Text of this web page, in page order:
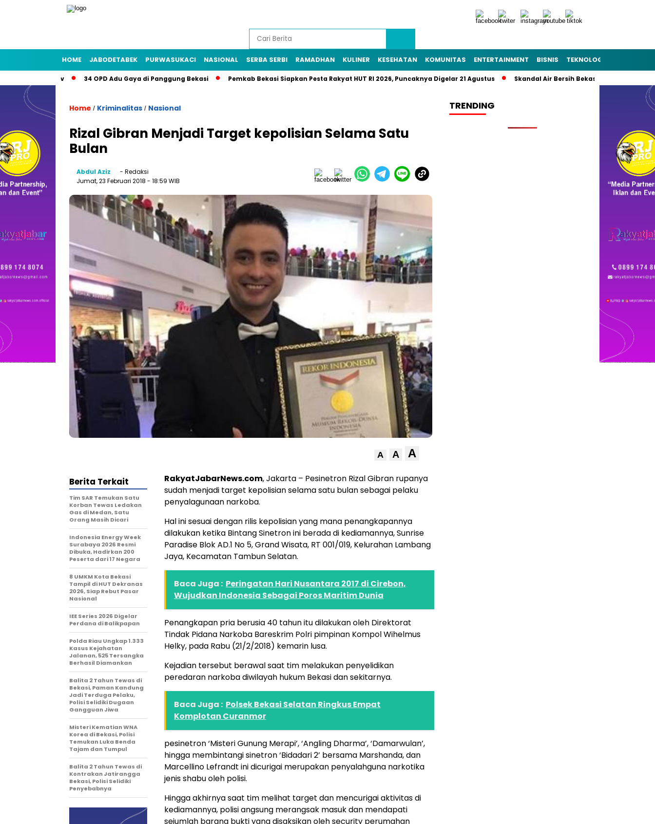
HOME JABODETABEK PURWASUKACI NASIONAL SERBA SERBI RAMADHAN KULINER KESEHATAN KOMUNITAS ENTERTAINMENT BISNIS TEKNOLOGI
34 OPD Adu Gaya di Panggung Bekasi Pemkab Bekasi Siapkan Pesta Rakyat HUT RI 2026, Puncaknya Digelar 21 Agustus Skandal Air Bersih Bekasi! 3 Pejabat Jadi
Home / Kriminalitas / Nasional
Rizal Gibran Menjadi Target kepolisian Selama Satu
Bulan
Abdul Aziz
- Redaksi
Jumat, 23 Februari 2018 - 18:59 WIB
A A A
RakyatJabarNews.com, Jakarta – Pesinetron Rizal Gibran rupanya
sudah menjadi target kepolisian selama satu bulan sebagai pelaku
penyalagunaan narkoba.
Hal ini sesuai dengan rilis kepolisian yang mana penangkapannya
dilakukan ketika Bintang Sinetron ini berada di kediamannya, Sunrise
Paradise Blok AD.1 No 5, Grand Wisata, RT 001/019, Kelurahan Lambang
Jaya, Kecamatan Tambun Selatan.
Baca Juga : Peringatan Hari Nusantara 2017 di Cirebon,
Wujudkan Indonesia Sebagai Poros Maritim Dunia
Penangkapan pria berusia 40 tahun itu dilakukan oleh Direktorat
Tindak Pidana Narkoba Bareskrim Polri pimpinan Kompol Wihelmus
Helky, pada Rabu (21/2/2018) kemarin lusa.
Kejadian tersebut berawal saat tim melakukan penyelidikan
peredaran narkoba diwilayah hukum Bekasi dan sekitarnya.
Baca Juga : Polsek Bekasi Selatan Ringkus Empat
Komplotan Curanmor
pesinetron ‘Misteri Gunung Merapi’, ‘Angling Dharma’, ‘Damarwulan’,
hingga membintangi sinetron ‘Bidadari 2’ bersama Marshanda, dan
Marcellino Lefrandt ini dicurigai merupakan penyalahguna narkotika
jenis shabu oleh polisi.
Hingga akhirnya saat tim melihat target dan mencurigai aktivitas di
kediamannya, polisi angsung merangsak masuk dan mendapati
sejumlah barang bukti yang disaksikan oleh security perumahan
Berita Terkait
Tim SAR Temukan Satu
Korban Tewas Ledakan
Gas di Medan, Satu
Orang Masih Dicari
Indonesia Energy Week
Surabaya 2026 Resmi
Dibuka, Hadirkan 200
Peserta dari 17 Negara
8 UMKM Kota Bekasi
Tampil di HUT Dekranas
2026, Siap Rebut Pasar
Nasional
IEE Series 2026 Digelar
Perdana di Balikpapan
Polda Riau Ungkap 1.333
Kasus Kejahatan
Jalanan, 525 Tersangka
Berhasil Diamankan
Balita 2 Tahun Tewas di
Bekasi, Paman Kandung
Jadi Terduga Pelaku,
Polisi Selidiki Dugaan
Gangguan Jiwa
Misteri Kematian WNA
Korea di Bekasi, Polisi
Temukan Luka Benda
Tajam dan Tumpul
Balita 2 Tahun Tewas di
Kontrakan Jatirangga
Bekasi, Polisi Selidiki
Penyebabnya
TRENDING